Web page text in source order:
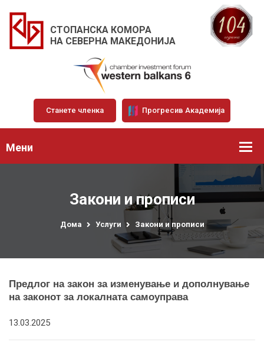
СТОПАНСКА КОМОРА
НА СЕВЕРНА МАКЕДОНИЈА
Станете членка Прогресив Академија
Мени
Закони и прописи
Дома Услуги Закони и прописи
Предлог на закон за изменување и дополнување
на законот за локалната самоуправа
13.03.2025